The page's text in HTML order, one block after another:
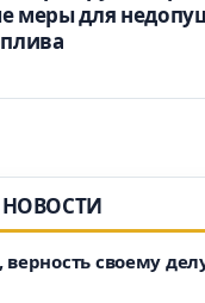
меры для
своему